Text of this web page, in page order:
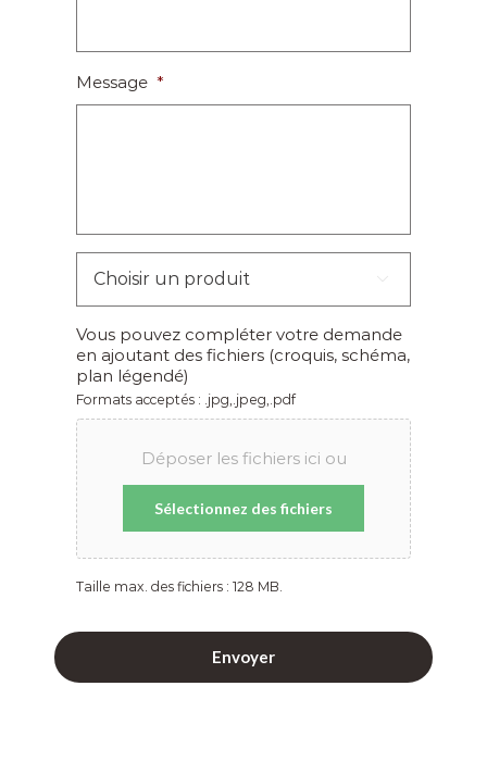
Message *
un
produit *
Vous pouvez compléter votre demande
en ajoutant des fichiers (croquis, schéma,
plan légendé)
Formats acceptés : .jpg,.jpeg,.pdf
Déposer les fichiers ici ou
Sélectionnez des fichiers
Taille max. des fichiers : 128 MB.